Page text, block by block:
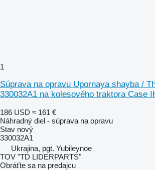
1
Súprava na opravu Upornaya shayba /
330032A1 na kolesového traktora Case
186 USD ≈ 161 €
Náhradný diel - súprava na opravu
Stav nový
330032A1
Ukrajina, pgt. Yubileynoe
TOV "TD LIDERPARTS"
Obráťte sa na predajcu